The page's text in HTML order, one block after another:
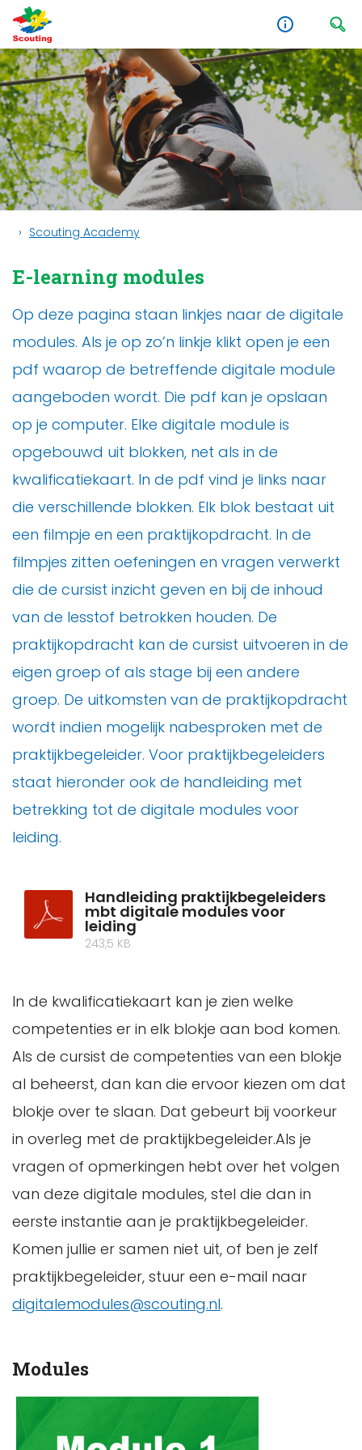
Scouting Academy
E-learning modules
Op deze pagina staan linkjes naar de digitale
modules. Als je op zo’n linkje klikt open je een
pdf waarop de betreffende digitale module
aangeboden wordt. Die pdf kan je opslaan
op je computer. Elke digitale module is
opgebouwd uit blokken, net als in de
kwalificatiekaart. In de pdf vind je links naar
die verschillende blokken. Elk blok bestaat uit
een filmpje en een praktijkopdracht. In de
filmpjes zitten oefeningen en vragen verwerkt
die de cursist inzicht geven en bij de inhoud
van de lesstof betrokken houden. De
praktijkopdracht kan de cursist uitvoeren in de
eigen groep of als stage bij een andere
groep. De uitkomsten van de praktijkopdracht
wordt indien mogelijk nabesproken met de
praktijkbegeleider. Voor praktijkbegeleiders
staat hieronder ook de handleiding met
betrekking tot de digitale modules voor
leiding.
Handleiding praktijkbegeleiders
mbt digitale modules voor
leiding
243,5 KB
In de kwalificatiekaart kan je zien welke
competenties er in elk blokje aan bod komen.
Als de cursist de competenties van een blokje
al beheerst, dan kan die ervoor kiezen om dat
blokje over te slaan. Dat gebeurt bij voorkeur
in overleg met de praktijkbegeleider.Als je
vragen of opmerkingen hebt over het volgen
van deze digitale modules, stel die dan in
eerste instantie aan je praktijkbegeleider.
Komen jullie er samen niet uit, of ben je zelf
praktijkbegeleider, stuur een e-mail naar
digitalemodules@scouting.nl.
Modules